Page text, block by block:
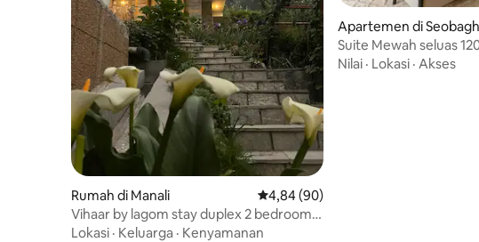
Rumah di Manali Nilai rata-rata 4,84 dari 5, 90 ulasan
4,84 (90)
Vihaar by lagom stay duplex 2 bedroom
cottage
Lokasi · Keluarga · Kenyamanan
Apartemen di Seobagh
Suite Mewah seluas
Kursi Recliner &
Nilai · Lokasi · Akses